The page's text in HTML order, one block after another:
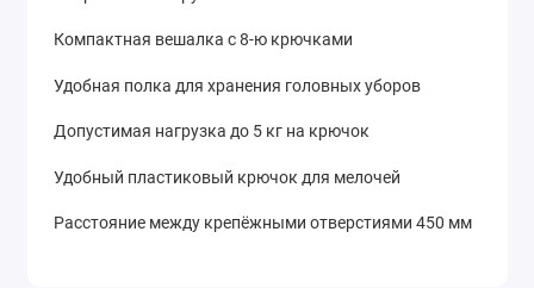
Компактная вешалка с 8-ю крючками
Удобная полка для хранения головных уборов
Допустимая нагрузка до 5 кг на крючок
Удобный пластиковый крючок для мелочей
Расстояние между крепёжными отверстиями 450 мм